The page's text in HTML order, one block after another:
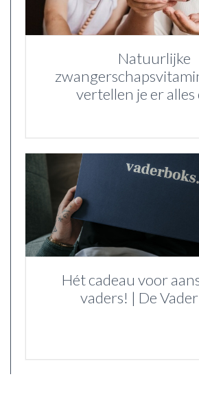
Natuurlijke
vertellen je er alles
Hét cadeau voor
vaders! | De